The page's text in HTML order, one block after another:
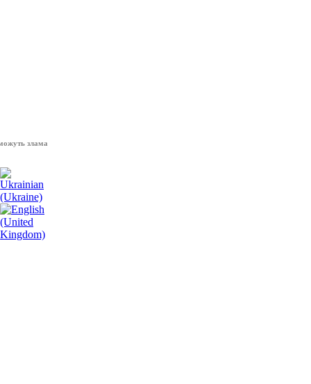
волю народу, - Президент України Володимир Зеленський